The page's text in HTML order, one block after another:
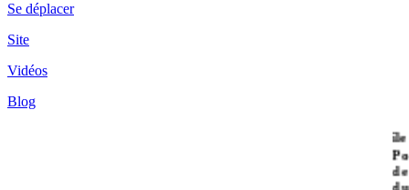
Se déplacer
Site
Vidéos
Blog
île